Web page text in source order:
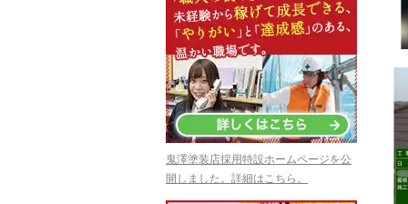
鬼澤塗装店採用特設ホームページを公
開しました。詳細はこちら。